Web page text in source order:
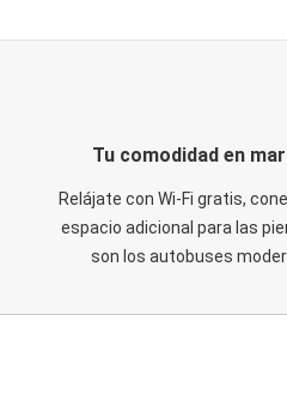
Tu comodidad en
Relájate con Wi-Fi gratis,
espacio adicional para las
son los autobuses